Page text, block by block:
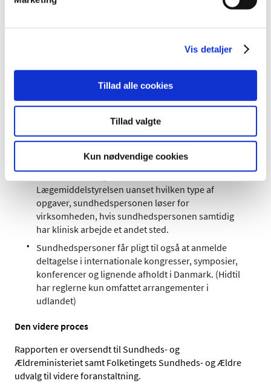
Vis detaljer
Tillad alle cookies
Tillad valgte
Kun nødvendige cookies
Fremtidige anbefalinger
Tilknytningsreformens følgegruppe er kommet med en
over kommunikationsindsatsen, der vil blive
Reglerne udvides til også at omfatte virksomheder,
der er repræsentanter for udenlandske
Det præciseres i lovgivningen, at en ansættelse i en
omfattet lægemiddel- eller medicovirksomhed
Lægemiddelstyrelsen uanset hvilken type af
opgaver, sundhedspersonen løser for
virksomheden, hvis sundhedspersonen samtidig
har klinisk arbejde et andet sted.
Sundhedspersoner får pligt til også at anmelde
deltagelse i internationale kongresser, symposier,
konferencer og lignende afholdt i Danmark. (Hidtil
har reglerne kun omfattet arrangementer i
udlandet)
Den videre proces
Rapporten er oversendt til Sundheds- og
Ældreministeriet samt Folketingets Sundheds- og Ældre
udvalg til videre foranstaltning.